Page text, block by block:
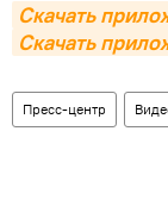
Скачать
Скачать
Пресс-центр